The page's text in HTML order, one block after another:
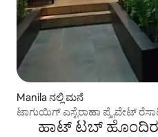
Manila ನಲ್ಲಿ ಮನೆ
ಟಾಗುಯಿಗ್ ಎಸ್ಟೆರಾಹಾ ಪ್ರೈವೇಟ್
ಹಾಟ್ ಟಬ್